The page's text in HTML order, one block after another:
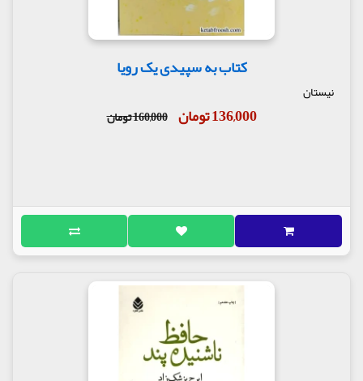
کتاب به سپیدی یک رویا
نیستان
136,000 تومان 160,000 تومان